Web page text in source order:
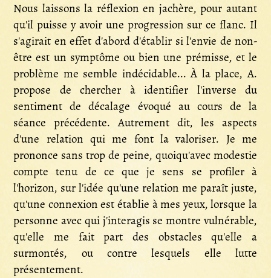
Nous laissons la réflexion en jachère, pour autant
qu'il puisse y avoir une progression sur ce flanc. Il
s'agirait en effet d'abord d'établir si l'envie de non-
être est un symptôme ou bien une prémisse, et le
problème me semble indécidable... À la place, A.
propose de chercher à identifier l'inverse du
sentiment de décalage évoqué au cours de la
séance précédente. Autrement dit, les aspects
d'une relation qui me font la valoriser. Je me
prononce sans trop de peine, quoiqu'avec modestie
compte tenu de ce que je sens se profiler à
l'horizon, sur l'idée qu'une relation me paraît juste,
qu'une connexion est établie à mes yeux, lorsque la
personne avec qui j'interagis se montre vulnérable,
qu'elle me fait part des obstacles qu'elle a
surmontés, ou contre lesquels elle lutte
présentement.